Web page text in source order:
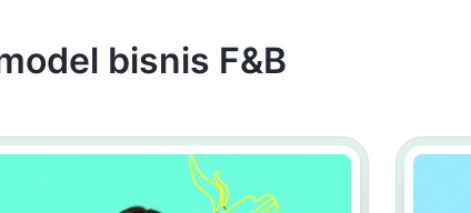
bisnis F&B